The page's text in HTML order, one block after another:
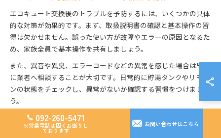
エコキュート交換後のトラブルを予防するには、いくつかの具体
的な対策が効果的です。まず、取扱説明書の確認と基本操作の習
得は欠かせません。誤った使い方が故障やエラーの原因となるた
め、家族全員で基本操作を共有しましょう。
また、異音や異臭、エラーコードなどの異常を感じた場合は早め
に業者へ相談することが大切です。日常的に貯湯タンクやリモコ
ンの状態をチェックし、異常がないか確認する習慣をつけましょ
う。
さらに、停電や断水時の対応方法も事前に把握しておくと安心で
す。万が一に備えて、定期的な点検やメンテナンスの記録を残し
092-260-5471
※営業電話は固くお断りし
ております
お問い合わせはこちら